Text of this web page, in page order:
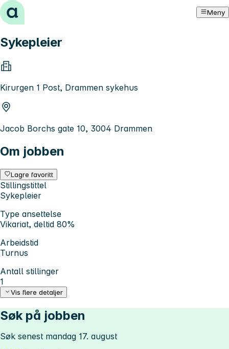
Hopp til innhold Meny
Sykepleier
Kirurgen 1 Post, Drammen sykehus
Jacob Borchs gate 10, 3004 Drammen
Om jobben
Lagre favoritt
Stillingstittel
Sykepleier
Type ansettelse
Vikariat, deltid 80%
Arbeidstid
Turnus
Antall stillinger
1
Vis flere detaljer
Søk på jobben
Søk senest mandag 17. august